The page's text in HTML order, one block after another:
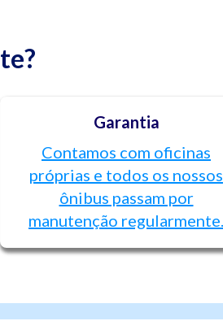
Garantia
Contamos com oficinas
próprias e todos os nossos
ônibus passam por
manutenção regularmente.